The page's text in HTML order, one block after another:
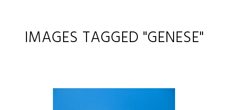
IMAGES TAGGED "GENESE"